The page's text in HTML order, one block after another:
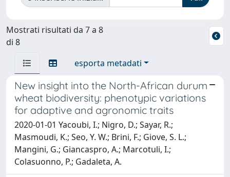
Mostrati risultati da 7 a 8
di 8
esporta metadati
New insight into the North-African durum
wheat biodiversity: phenotypic variations
for adaptive and agronomic traits
2020-01-01 Yacoubi, I.; Nigro, D.; Sayar, R.;
Masmoudi, K.; Seo, Y. W.; Brini, F.; Giove, S. L.;
Mangini, G.; Giancaspro, A.; Marcotuli, I.;
Colasuonno, P.; Gadaleta, A.